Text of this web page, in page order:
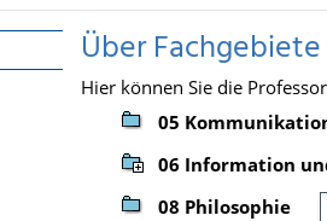
Über
Hier können Sie die
05
06 Information
08 Philosophie